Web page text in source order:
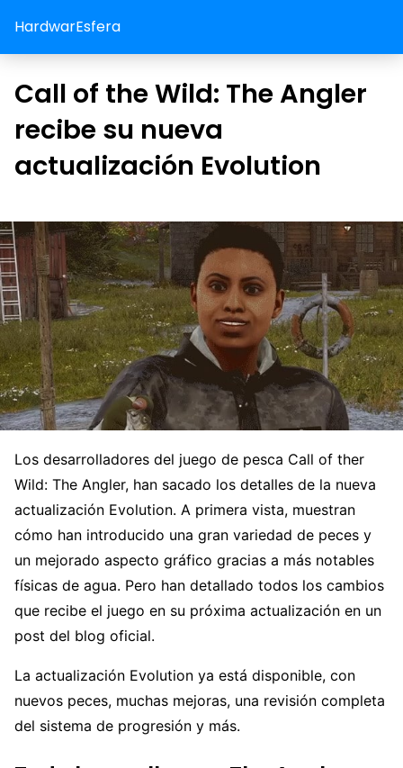
HardwarEsfera
Call of the Wild: The Angler
recibe su nueva
actualización Evolution
Los desarrolladores del juego de pesca Call of ther
Wild: The Angler, han sacado los detalles de la nueva
actualización Evolution. A primera vista, muestran
cómo han introducido una gran variedad de peces y
un mejorado aspecto gráfico gracias a más notables
físicas de agua. Pero han detallado todos los cambios
que recibe el juego en su próxima actualización en un
post del blog oficial.
La actualización Evolution ya está disponible, con
nuevos peces, muchas mejoras, una revisión completa
del sistema de progresión y más.